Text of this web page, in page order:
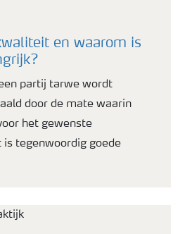
en waarom is
partij tarwe wordt
door de mate waarin
het gewenste
tegenwoordig goede